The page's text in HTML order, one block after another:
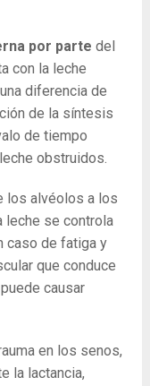
por parte del
con la leche
diferencia de
de la síntesis
de tiempo
obstruidos.
los alvéolos a los
leche se controla
caso de fatiga y
que conduce
causar
en los senos,
la lactancia,